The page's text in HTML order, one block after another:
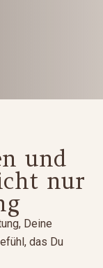
und
nur
Deine
das Du